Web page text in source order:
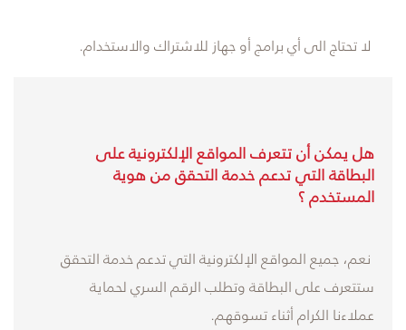
لا تحتاج الى أي برامج أو جهاز للاشتراك والاستخدام.
هل يمكن أن تتعرف المواقع الإلكترونية على
البطاقة التي تدعم خدمة التحقق من هوية
المستخدم ؟
نعم، جميع المواقع الإلكترونية التي تدعم خدمة التحقق
ستتعرف على البطاقة وتطلب الرقم السري لحماية
عملاءنا الكرام أثناء تسوقهم.